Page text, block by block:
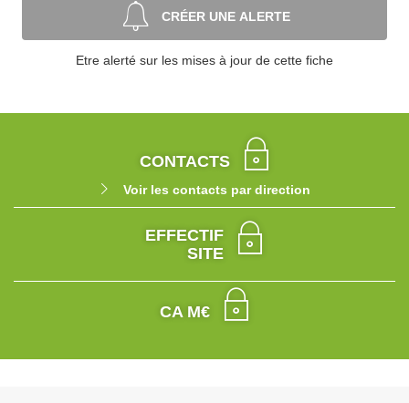
CRÉER UNE ALERTE
Etre alerté sur les mises à jour de cette fiche
CONTACTS
Voir les contacts par direction
EFFECTIF
SITE
CA M€